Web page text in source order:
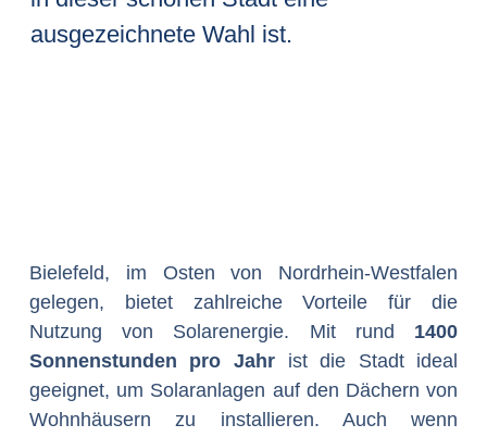
ausgezeichnete Wahl ist.
Bielefeld, im Osten von Nordrhein-Westfalen
gelegen, bietet zahlreiche Vorteile für die
Nutzung von Solarenergie. Mit rund 1400
Sonnenstunden pro Jahrist die Stadt ideal
geeignet, um Solaranlagen auf den Dächern von
Wohnhäusern zu installieren. Auch wenn